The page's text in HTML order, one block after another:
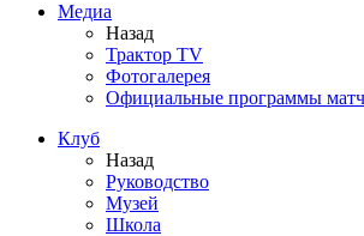
Медиа
Назад
Трактор TV
Фотогалерея
Официальные программы
Клуб
Назад
Руководство
Музей
Школа